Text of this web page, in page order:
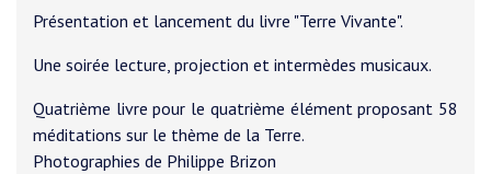
Présentation et lancement du livre "Terre Vivante".
Une soirée lecture, projection et intermèdes musicaux.
Quatrième livre pour le quatrième élément proposant 58
méditations sur le thème de la Terre.
Photographies de Philippe Brizon